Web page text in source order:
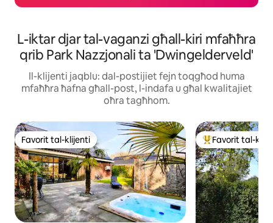
L-iktar djar tal-vaganzi għall-kiri mfaħħra
qrib Park Nazzjonali ta 'Dwingelderveld'
Il-klijenti jaqblu: dal-postijiet fejn toqgħod huma
mfaħħra ħafna għall-post, l-indafa u għal kwalitajiet
oħra tagħhom.
Favorit tal-klijenti
Favorit tal-klijenti Wieħed mill-
Favorit tal-